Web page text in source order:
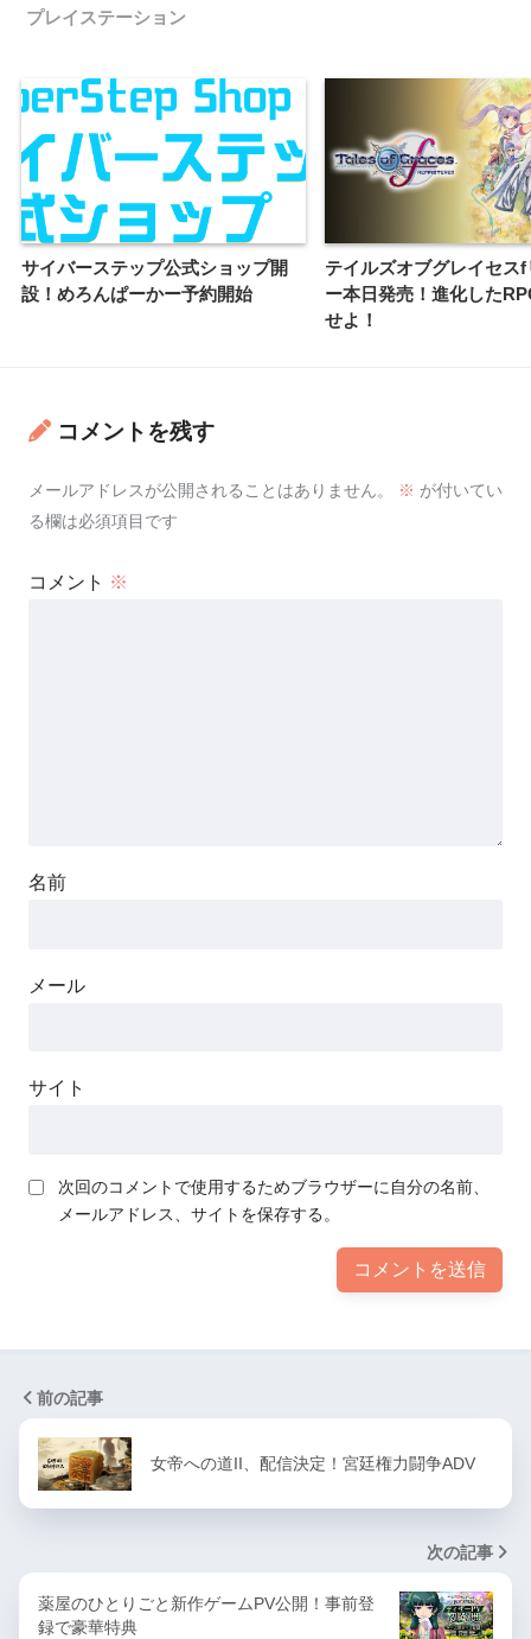
プレイステーション
サイバーステップ公式ショップ開
設！めろんぱーかー予約開始
テイルズオブグレイセスf
ー本日発売！進化した
せよ！
コメントを残す
メールアドレスが公開されることはありません。 ※ が付いてい
る欄は必須項目です
コメント ※
名前
メール
サイト
次回のコメントで使用するためブラウザーに自分の名前、
メールアドレス、サイトを保存する。
前の記事
女帝への道II、配信決定！宮廷権力闘争ADV
次の記事
薬屋のひとりごと新作ゲームPV公開！事前登
録で豪華特典